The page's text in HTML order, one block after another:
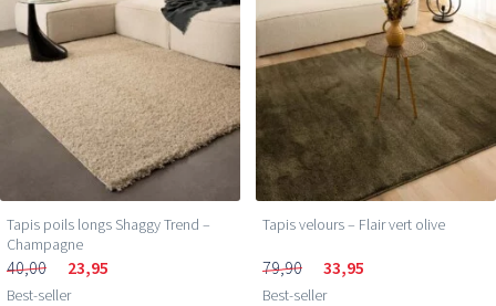
Tapis poils longs Shaggy Trend –
Champagne
40,00 23,95
Best-seller
Tapis velours – Flair vert olive
79,90 33,95
Best-seller